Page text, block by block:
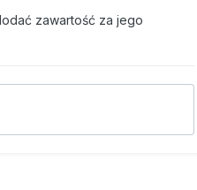
zawartość za jego